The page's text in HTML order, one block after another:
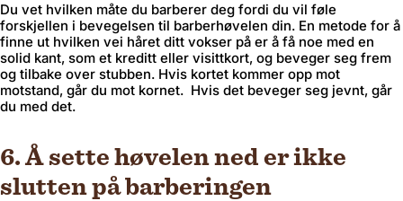
Du vet hvilken måte du barberer deg fordi du vil føle
forskjellen i bevegelsen til barberhøvelen din. En metode for å
finne ut hvilken vei håret ditt vokser på er å få noe med en
solid kant, som et kreditt eller visittkort, og beveger seg frem
og tilbake over stubben. Hvis kortet kommer opp mot
motstand, går du mot kornet. Hvis det beveger seg jevnt, går
du med det.
6. Å sette høvelen ned er ikke
slutten på barberingen